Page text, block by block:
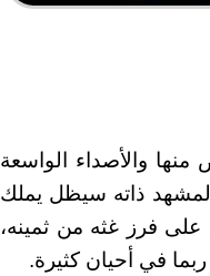
والأصداء الواسعة
المشهد ذاته سيظل يملك
فرز غثه من ثمينه،
في أحيان كثيرة.